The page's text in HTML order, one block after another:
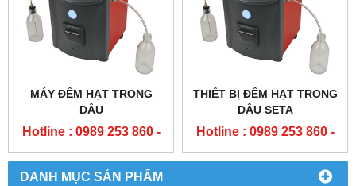
DANH MỤC SẢN PHẨM
MÁY ĐẾM HẠT TRONG
DẦU
Hotline : 0989 253 860 -
0904 84 02 08
THIẾT BỊ ĐẾM HẠT TRONG
DẦU SETA
Hotline : 0989 253 860 -
0904 84 02 08